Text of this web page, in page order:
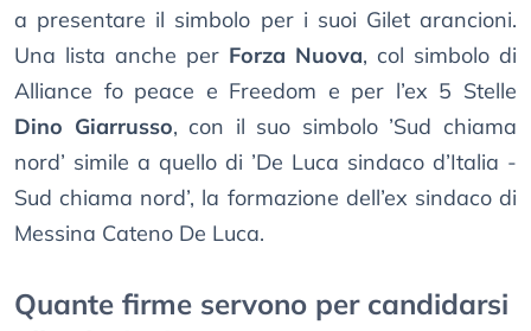
a presentare il simbolo per i suoi Gilet arancioni.
Una lista anche per Forza Nuova, col simbolo di
Alliance fo peace e Freedom e per l’ex 5 Stelle
Dino Giarrusso, con il suo simbolo ’Sud chiama
nord’ simile a quello di ’De Luca sindaco d’Italia -
Sud chiama nord’, la formazione dell’ex sindaco di
Messina Cateno De Luca.
Quante firme servono per candidarsi